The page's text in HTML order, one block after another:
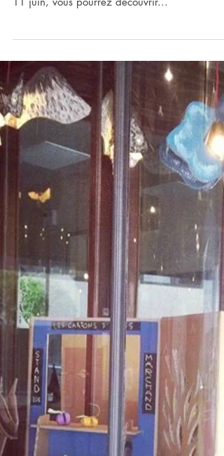
d'Anaïs à la librairie Clovis : les dimanches 4